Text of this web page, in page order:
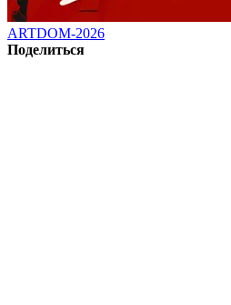
ARTDOM-2026
Поделиться